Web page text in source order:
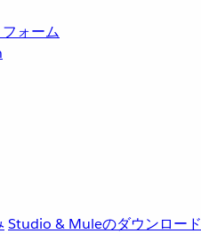
ォーム
Studio & Muleのダウンロード